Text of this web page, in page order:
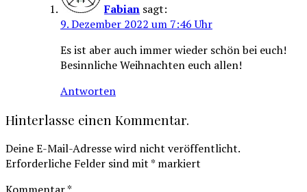
Fabian sagt:
9. Dezember 2022 um 7:46 Uhr
Es ist aber auch immer wieder schön bei euch!
Besinnliche Weihnachten euch allen!
Antworten
Hinterlasse einen Kommentar.
Deine E-Mail-Adresse wird nicht veröffentlicht.
Erforderliche Felder sind mit* markiert